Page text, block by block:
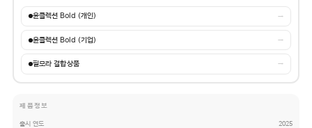
윤콜렉션 Bold (개인) →
윤콜렉션 Bold (기업) →
필모라 결합상품 →
제품정보
출시 연도 2025